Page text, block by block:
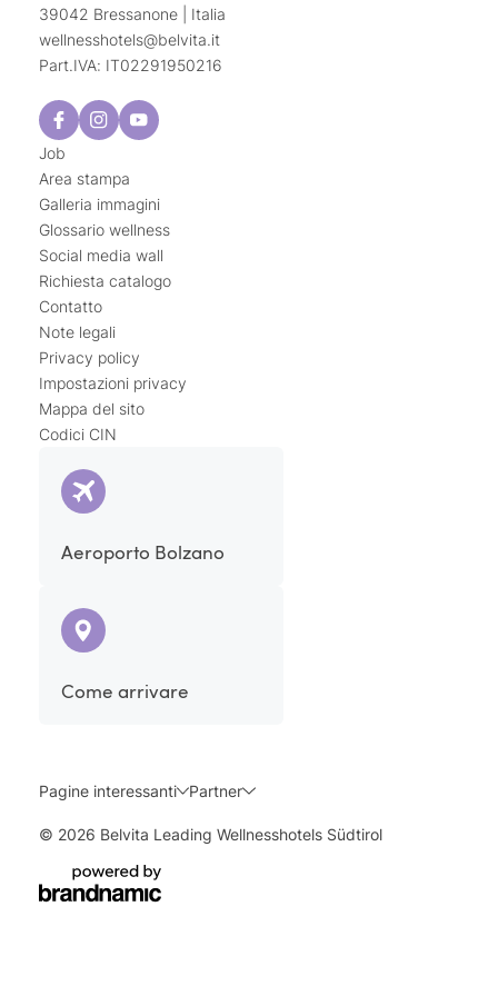
rilassamento.
dell’organismo. Inoltre, l’
dell’acquariduce lo stress e favorisce il benessere
massaggio subacqueo è un terapia olistico che
combina recupero fisico al rilassamento mentale.
39042 Bressanone | Italia
wellnesshotels@belvita.it
Part.IVA: IT02291950216
Job
Area stampa
Galleria immagini
Glossario wellness
Social media wall
Richiesta catalogo
Contatto
Note legali
Privacy policy
Impostazioni privacy
Mappa del sito
Codici CIN
Aeroporto Bolzano
Come arrivare
Pagine interessanti Partner
© 2026 Belvita Leading Wellnesshotels Südtirol